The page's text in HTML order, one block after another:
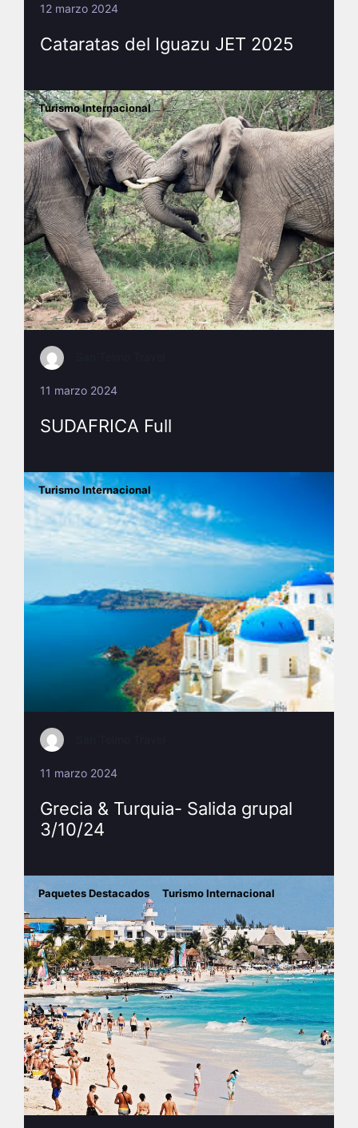
12 marzo 2024
Cataratas del Iguazu JET 2025
Turismo Internacional
11 marzo 2024
SUDAFRICA Full
Turismo Internacional
11 marzo 2024
Grecia & Turquia- Salida grupal
3/10/24
Paquetes Destacados Turismo Internacional